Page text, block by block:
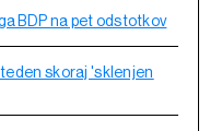
BDP na pet odstotkov
skoraj 'sklenjen